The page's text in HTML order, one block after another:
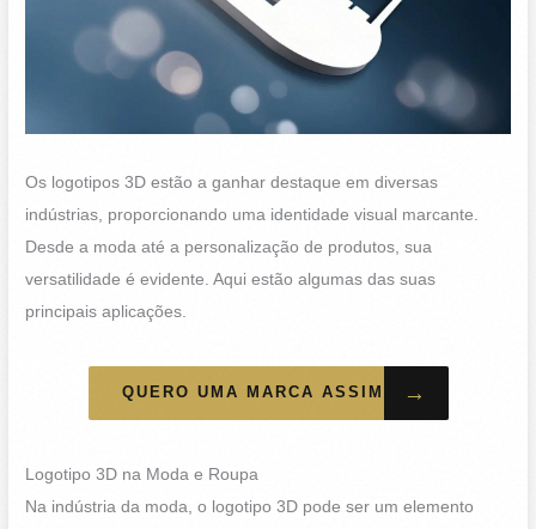
Os logotipos 3D estão a ganhar destaque em diversas
indústrias, proporcionando uma identidade visual marcante.
Desde a moda até a personalização de produtos, sua
versatilidade é evidente. Aqui estão algumas das suas
principais aplicações.
QUERO UMA MARCA ASSIM →
Logotipo 3D na Moda e Roupa
Na indústria da moda, o logotipo 3D pode ser um elemento